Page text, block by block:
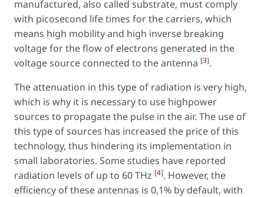
manufactured, also called substrate, must comply
with picosecond life times for the carriers, which
means high mobility and high inverse breaking
voltage for the flow of electrons generated in the
voltage source connected to the antenna [3].
The attenuation in this type of radiation is very high,
which is why it is necessary to use highpower
sources to propagate the pulse in the air. The use of
this type of sources has increased the price of this
technology, thus hindering its implementation in
small laboratories. Some studies have reported
radiation levels of up to 60 THz [4]. However, the
efficiency of these antennas is 0,1% by default, with